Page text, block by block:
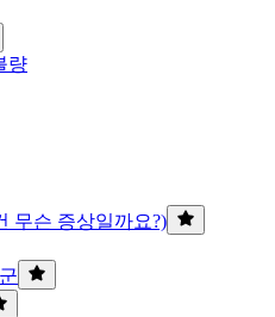
량
무슨 증상일까요?)